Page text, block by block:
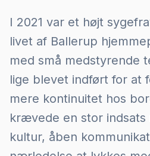
I 2021 var et højt
livet af Ballerup
med små medstyrende
lige blevet indført for at
mere kontinuitet hos
krævede en stor indsats
kultur, åben